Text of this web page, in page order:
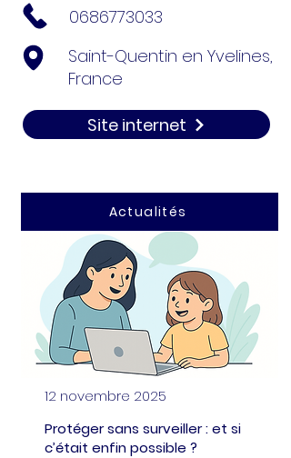
0686773033
Saint-Quentin en Yvelines,
France
Site internet
Actualités
12 novembre 2025
Protéger sans surveiller : et si
c’était enfin possible ?